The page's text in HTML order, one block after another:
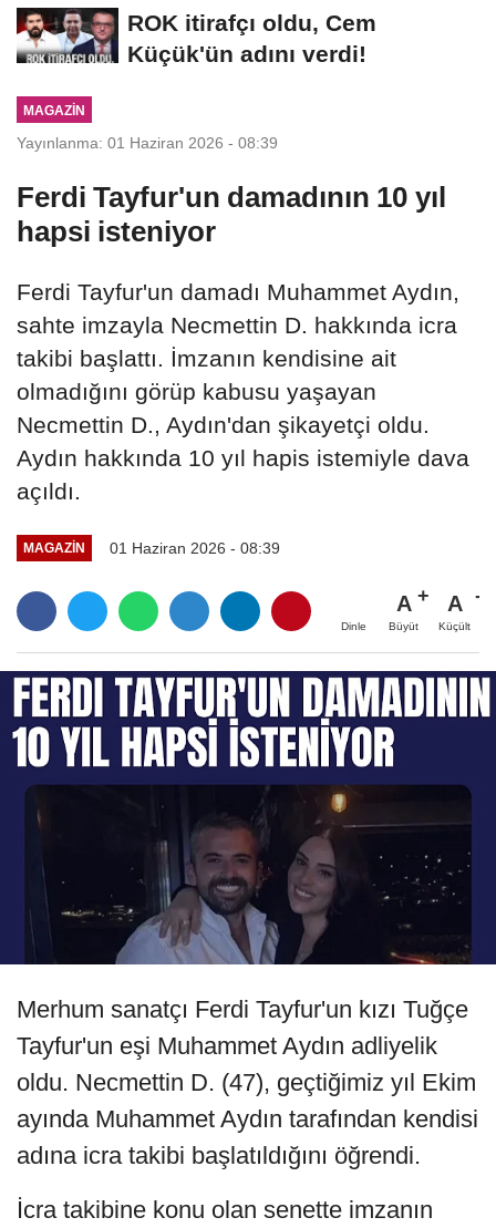
ROK itirafçı oldu, Cem
Küçük'ün adını verdi!
MAGAZIN
Yayınlanma: 01 Haziran 2026 - 08:39
Ferdi Tayfur'un damadının 10 yıl
hapsi isteniyor
Ferdi Tayfur'un damadı Muhammet Aydın,
sahte imzayla Necmettin D. hakkında icra
takibi başlattı. İmzanın kendisine ait
olmadığını görüp kabusu yaşayan
Necmettin D., Aydın'dan şikayetçi oldu.
Aydın hakkında 10 yıl hapis istemiyle dava
açıldı.
MAGAZIN 01 Haziran 2026 - 08:39
Dinle
A
Büyüt
A
Küçült
Merhum sanatçı Ferdi Tayfur'un kızı Tuğçe
Tayfur'un eşi Muhammet Aydın adliyelik
oldu. Necmettin D. (47), geçtiğimiz yıl Ekim
ayında Muhammet Aydın tarafından kendisi
adına icra takibi başlatıldığını öğrendi.
İcra takibine konu olan senette imzanın